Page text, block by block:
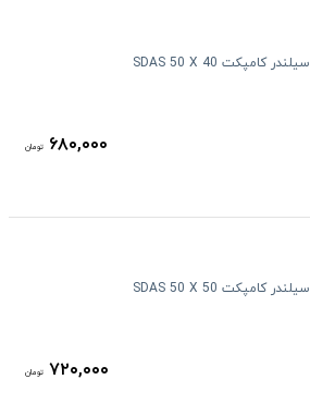
سیلندر کامپکت SDAS 50 X 40
۶۸۰,۰۰۰ تومان
سیلندر کامپکت SDAS 50 X 50
۷۲۰,۰۰۰ تومان